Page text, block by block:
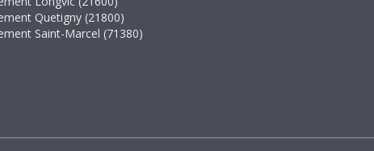
Quetigny (21800)
Saint-Marcel (71380)